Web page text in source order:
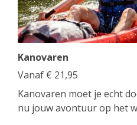
Kanovaren
Vanaf € 21,95
Kanovaren moet je echt
nu jouw avontuur op het